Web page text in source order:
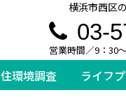
横浜市西区
03-
営業時間／9：30
住環境調査 ライフ